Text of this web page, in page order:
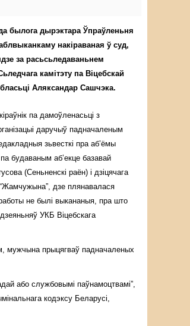
былога дырэктара Ўпраўленьня
накіраваная ў суд,
за расьсьледаваньнем
камітэту па Віцебскай
Аляксандар Сашчэка.
па дамоўленасьці з
даручыў падначаленым
зьвесткі пра аб’ёмы
будаваным аб’екце базавай
(Сеньненскі раён) і дзіцячага
“Жамчужына”, дзе плянавалася
не былі выкананыя, пра што
УКБ Віцебскага
мужчына прыцягваў падначаленых
або службовымі паўнамоцтвамі”,
кодэксу Беларусі,